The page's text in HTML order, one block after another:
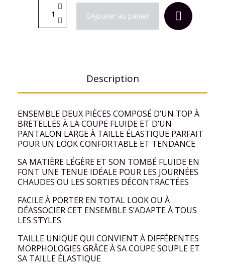
Ajouter au panier
Description
ENSEMBLE DEUX PIÈCES COMPOSÉ D’UN TOP À
BRETELLES À LA COUPE FLUIDE ET D’UN
PANTALON LARGE À TAILLE ÉLASTIQUE PARFAIT
POUR UN LOOK CONFORTABLE ET TENDANCE
SA MATIÈRE LÉGÈRE ET SON TOMBÉ FLUIDE EN
FONT UNE TENUE IDÉALE POUR LES JOURNÉES
CHAUDES OU LES SORTIES DÉCONTRACTÉES
FACILE À PORTER EN TOTAL LOOK OU À
DÉASSOCIER CET ENSEMBLE S’ADAPTE À TOUS
LES STYLES
TAILLE UNIQUE QUI CONVIENT À DIFFÉRENTES
MORPHOLOGIES GRÂCE À SA COUPE SOUPLE ET
SA TAILLE ÉLASTIQUE